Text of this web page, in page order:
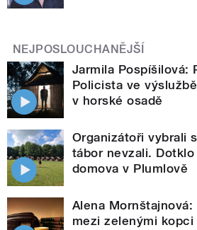
NEJPOSLOUCHANĚJŠÍ
Jarmila Pospíšilová:
Policista ve
v horské osadě
Organizátoři vybrali
tábor nevzali.
domova v Plumlově
Alena Mornštajnová:
mezi zelenými kopci